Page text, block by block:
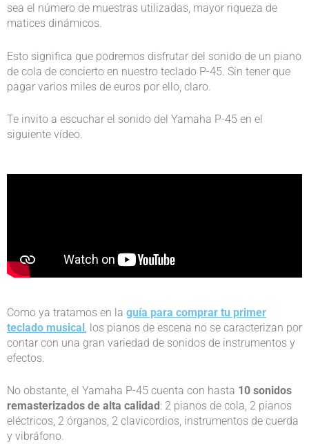
sea el número de muestras utilizadas, mayor riqueza de
matices dinámicos.
Esto significa que podremos disfrutar del sonido de un piano
de cola de concierto en nuestro teclado P-45. Sin tener que
pagar varios miles de euros por ello, claro.
Te invito a escuchar el sonido del Yamaha P-45 en el
siguiente vídeo.
Como ya tratamos en la guía para comprar tu primer
teclado musical , los pianos de escena no se caracterizan por
contar con una gran variedad de sonidos de instrumentos y
efectos.
No obstante, el Yamaha P-45 cuenta con hasta 10 sonidos
remasterizados de alta calidad : 2 pianos de cola, 2 pianos
eléctricos, 2 órganos, 2 clavicordios, instrumentos de cuerda
y vibráfono.